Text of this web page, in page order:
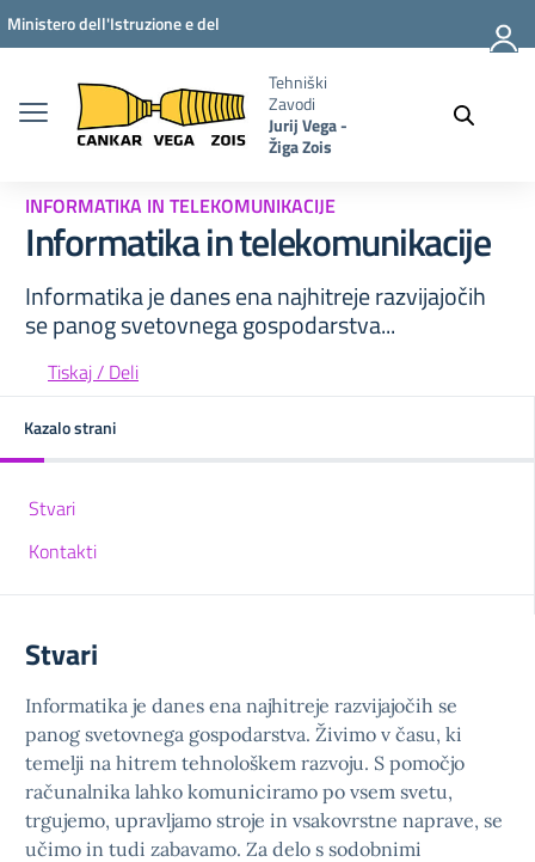
Vai ai contenuti
Vai al menu di navigazione
Vai al footer
Ministero dell'Istruzione e del
Tehniški
Zavodi
Jurij Vega -
Žiga Zois
INFORMATIKA IN TELEKOMUNIKACIJE
Informatika in telekomunikacije
Informatika je danes ena najhitreje razvijajočih
se panog svetovnega gospodarstva...
Tiskaj / Deli
Kazalo strani
Stvari
Kontakti
Stvari
Informatika je danes ena najhitreje razvijajočih se
panog svetovnega gospodarstva. Živimo v času, ki
temelji na hitrem tehnološkem razvoju. S pomočjo
računalnika lahko komuniciramo po vsem svetu,
trgujemo, upravljamo stroje in vsakovrstne naprave, se
učimo in tudi zabavamo. Za delo s sodobnimi